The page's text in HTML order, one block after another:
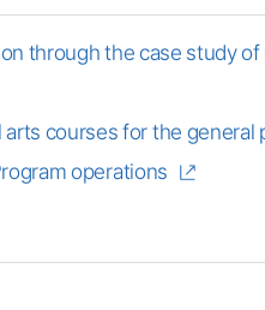
arts courses for the
operations